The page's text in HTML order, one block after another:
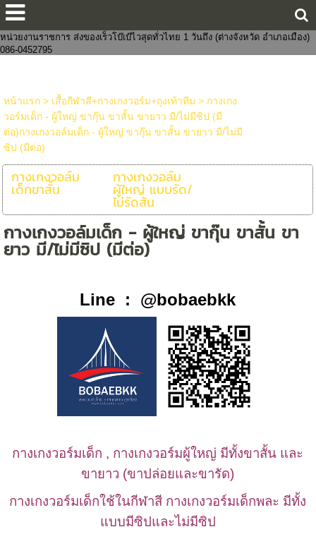
ขายส่งกางเกงในแฟชั่นงานจีนไทย 8 บาทราคาหน้าโรงงาน มีทั้งชายและหญิง
งานแฟชั่น ถูกกว่าโบ๊เบ๊ หาสินค้าจัดเซตบริจาค-งานบุญจัดส่งถึงที่ จัดหาสินค้าให้
หน่วยงานราชการ ส่งของเร็วโบ๊เบ๊ไวสุดทั่วไทย 1 วันถึง (ต่างจังหวัด อำเภอเมือง)
086-0452795
หน้าแรก> เสื้อกีฬาสี+กางเกงวอร์ม+ถุงเท้าทีม > กางเกง
วอร์มเด็ก - ผู้ใหญ่ ขากุ๊น ขาสั้น ขายาว มี/ไม่มีซิป (มี
ต่อ)กางเกงวอล์มเด็ก - ผู้ใหญ่ ขากุ๊น ขาสั้น ขายาว มี/ไม่มี
ซิป (มีต่อ)
กางเกงวอล์ม
เด็กขาสั้น
กางเกงวอล์ม
ผู้ใหญ่ แบบรัด/
ไม่รัดส้น
กางเกงวอล์มเด็ก - ผู้ใหญ่ ขากุ๊น ขาสั้น ขา
ยาว มี/ไม่มีซิป (มีต่อ)
Line : @bobaebkk
กางเกงวอร์มเด็ก , กางเกงวอร์มผู้ใหญ่ มีทั้งขาสั้น และ
ขายาว (ขาปล่อยและขารัด)
กางเกงวอร์มเด็กใช้ในกีฬาสี กางเกงวอร์มเด็กพละ มีทั้ง
แบบมีซิปและไม่มีซิป